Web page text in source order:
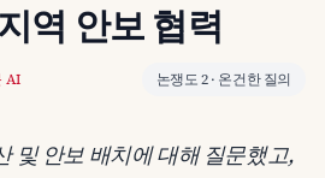
역 안보 협력
AI 논쟁도 2 · 온건한 질의
및 안보 배치에 대해 질문했고,